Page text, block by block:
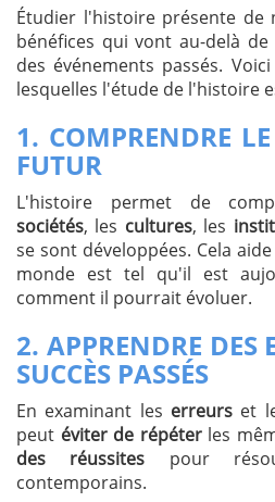
Étudier l'histoire présente de
bénéfices qui vont au-delà
des événements passés.
lesquelles l'étude de l'histoire
1. COMPRENDRE
FUTUR
L'histoire permet de
sociétés, les cultures, les
se sont développées. Cela
monde est tel qu'il est
comment il pourrait évoluer.
2. APPRENDRE DES
SUCCÈS PASSÉS
En examinant les erreurs et
peut éviter de répéterles
des réussites pour
contemporains.